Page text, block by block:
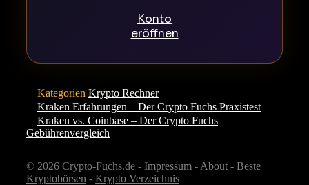
Konto
eröffnen
Kategorien Krypto Rechner
Kraken Erfahrungen – Der Crypto Fuchs Praxistest
Kraken vs. Coinbase – Der Crypto Fuchs
Gebührenvergleich
© 2026 Crypto-Fuchs.de - Impressum - About - Beste
Kryptobörsen - Krypto Verzeichnis